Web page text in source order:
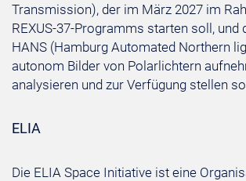
Transmission), der im März 2027 im
REXUS-37-Programms starten soll, und
HANS (Hamburg Automated Northern
autonom Bilder von Polarlichtern
analysieren und zur Verfügung stellen
ELIA
Die ELIA Space Initiative ist eine